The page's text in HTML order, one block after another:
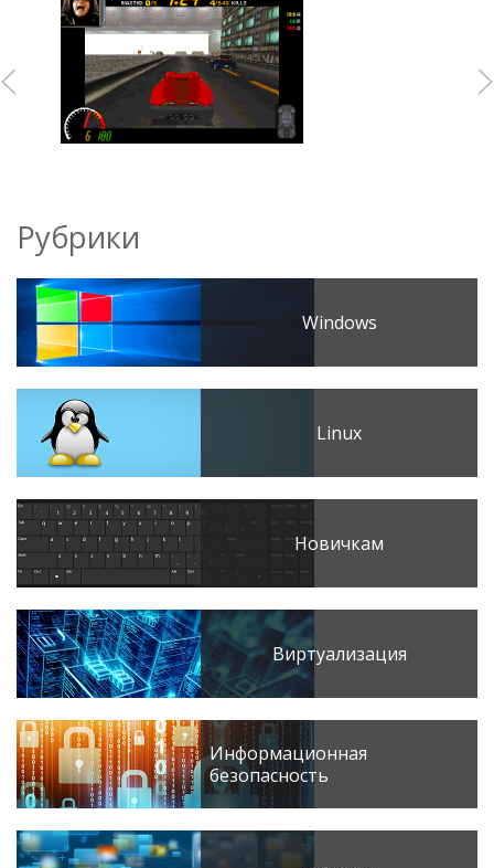
Рубрики
Windows
Linux
Новичкам
Виртуализация
Информационная
безопасность